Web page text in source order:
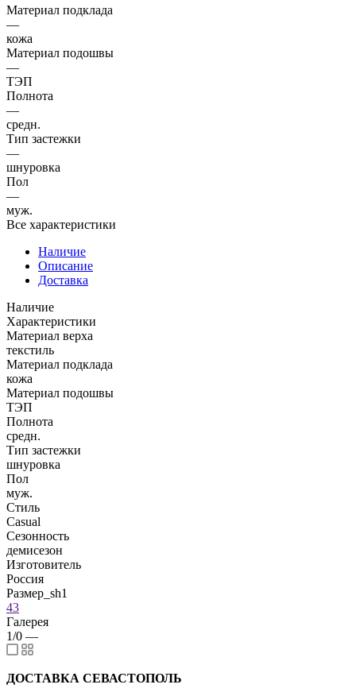
Материал подклада
—
кожа
Материал подошвы
—
ТЭП
Полнота
—
средн.
Тип застежки
—
шнуровка
Пол
—
муж.
Все характеристики
Наличие
Описание
Доставка
Наличие
Характеристики
Материал верха
текстиль
Материал подклада
кожа
Материал подошвы
ТЭП
Полнота
средн.
Тип застежки
шнуровка
Пол
муж.
Стиль
Casual
Сезонность
демисезон
Изготовитель
Россия
Размер_sh1
43
Галерея
1/0 —
ДОСТАВКА СЕВАСТОПОЛЬ